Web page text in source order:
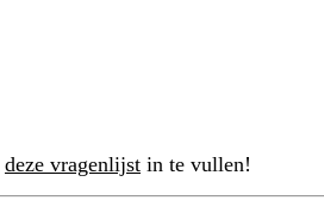
deze vragenlijst in te vullen!